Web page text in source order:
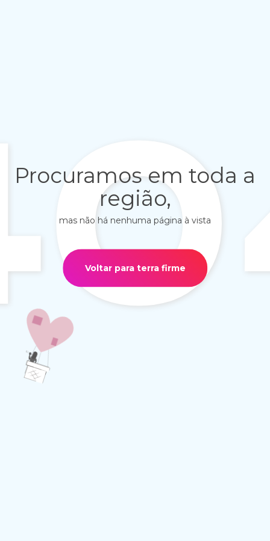
Procuramos em toda a
região,
mas não há nenhuma página à vista
Voltar para terra firme